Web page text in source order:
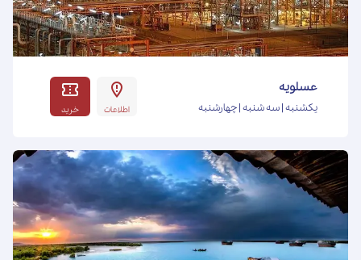
عسلویه
یکشنبه | سه شنبه | چهارشنبه اطلاعات خرید